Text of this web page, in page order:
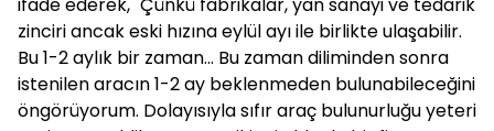
zinciri ancak eski hızına eylül ayı ile birlikte ulaşabilir.
Bu 1-2 aylık bir zaman... Bu zaman diliminden sonra
istenilen aracın 1-2 ay beklenmeden bulunabileceğini
öngörüyorum. Dolayısıyla sıfır araç bulunurluğu yeteri